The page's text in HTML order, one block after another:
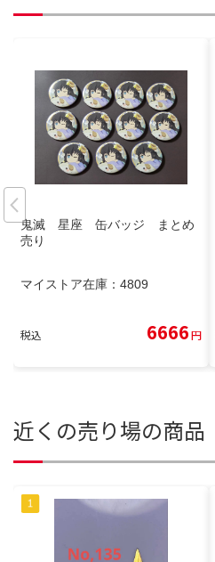
鬼滅 星座 缶バッジ まとめ
売り
マイストア在庫： 4809
税込 6666円
近くの売り場の商品